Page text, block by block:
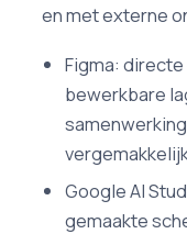
en met externe
Figma:
bewerkbare
Google AI
gemaakte